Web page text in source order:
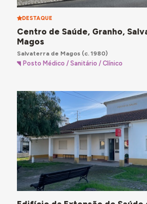
DESTAQUE
Centro de Saúde, Granho,
Magos
Salvaterra de Magos(c. 1980)
Posto Médico / Sanitário / Clínico